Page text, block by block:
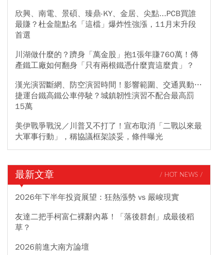
欣興、南電、景碩、臻鼎-KY、金居、尖點...PCB買誰
最賺？杜金龍點名「這檔」爆炸性強漲，11月末升段
首選
川湖做什麼的？躋身「萬金股」抱1張年賺760萬！傳
產鐵工廠如何翻身「只有兩根鐵憑什麼賣這麼貴」？
漢光演習斷網、防空演習時間！影響範圍、交通異動…
捷運台鐵高鐵公車停駛？城鎮韌性演習不配合最高罰
15萬
美伊戰爭戰況／川普又不打了！宣布取消「二戰以來最
大軍事行動」，稱協議框架談妥，條件曝光
最新文章 / HOT NEWS /
2026年下半年投資展望：狂熱漲勢 vs 嚴峻現實
友達二把手柯富仁裸辭內幕！「落後群創」成最後稻
草？
2026前進大南方論壇